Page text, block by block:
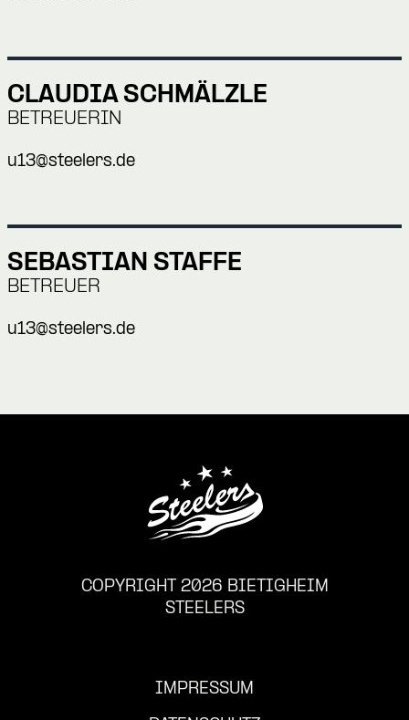
CLAUDIA SCHMÄLZLE
BETREUERIN
u13@steelers.de
SEBASTIAN STAFFE
BETREUER
u13@steelers.de
COPYRIGHT 2026 BIETIGHEIM
STEELERS
IMPRESSUM